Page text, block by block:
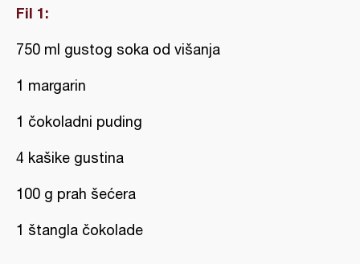
Fil 1:
750 ml gustog soka od višanja
1 margarin
1 čokoladni puding
4 kašike gustina
100 g prah šećera
1 štangla čokolade